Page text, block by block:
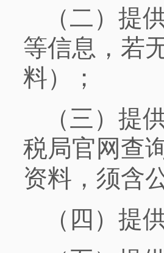
（二）提
等信息，若
料）；
（三）提
税局官网查
资料，须含
（四）提